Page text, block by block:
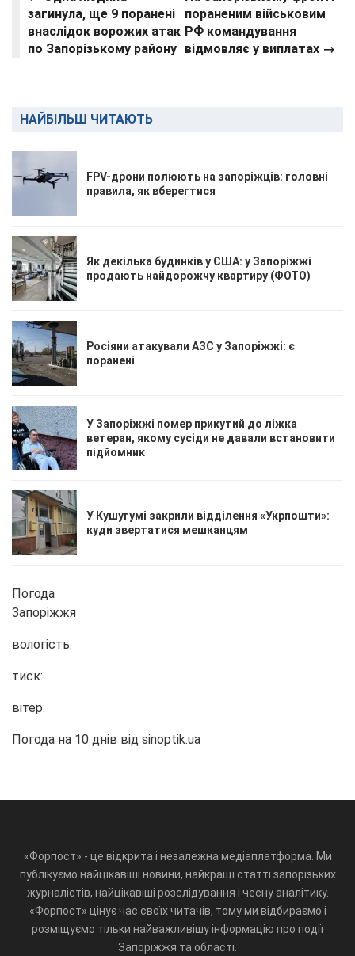
загинула, ще 9 поранені
внаслідок ворожих атак
по Запорізькому району
пораненим військовим
РФ командування
відмовляє у виплатах →
НАЙБІЛЬШ ЧИТАЮТЬ
FPV-дрони полюють на запоріжців: головні
правила, як вберегтися
Як декілька будинків у США: у Запоріжжі
продають найдорожчу квартиру (ФОТО)
Росіяни атакували АЗС у Запоріжжі: є
поранені
У Запоріжжі помер прикутий до ліжка
ветеран, якому сусіди не давали встановити
підйомник
У Кушугумі закрили відділення «Укрпошти»:
куди звертатися мешканцям
Погода
Запоріжжя
вологість:
тиск:
вітер:
Погода на 10 днів від sinoptik.ua
«Форпост» - це відкрита і незалежна медіаплатформа. Ми
публікуємо найцікавіші новини, найкращі статті запорізьких
журналістів, найцікавіші розслідування і чесну аналітику.
«Форпост» цінує час своїх читачів, тому ми відбираємо і
розміщуємо тільки найважливішу інформацію про події
Запоріжжя та області.